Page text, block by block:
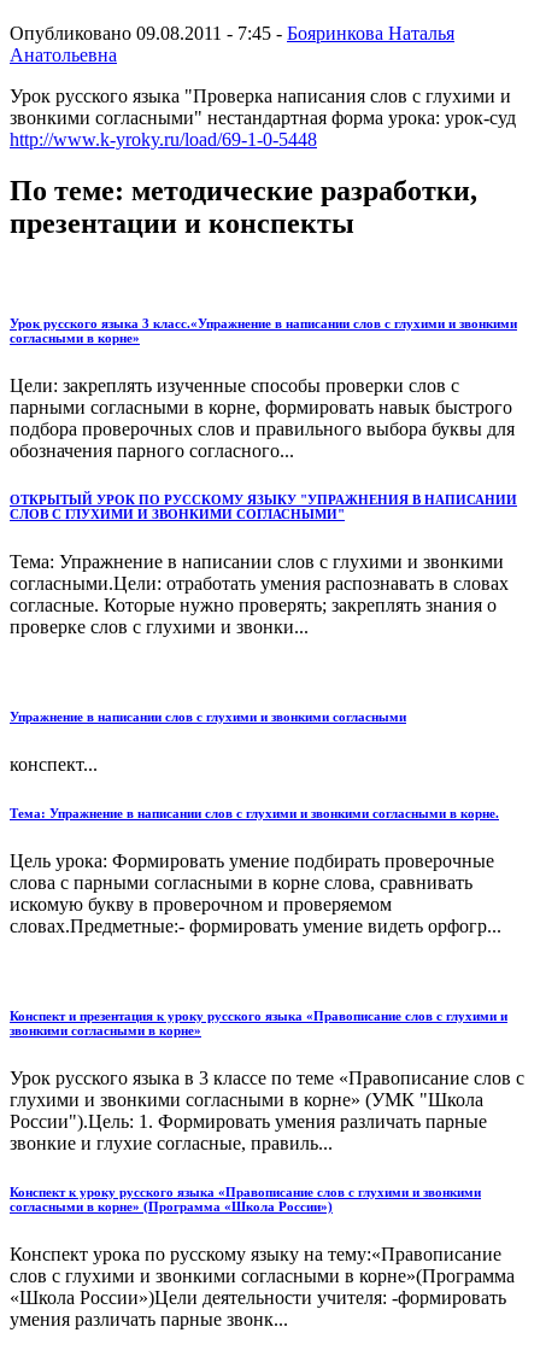
Опубликовано 09.08.2011 - 7:45 - Бояринкова Наталья
Анатольевна
Урок русского языка "Проверка написания слов с глухими и
звонкими согласными" нестандартная форма урока: урок-суд
http://www.k-yroky.ru/load/69-1-0-5448
По теме: методические разработки,
презентации и конспекты
Урок русского языка 3 класс.«Упражнение в написании слов с глухими и звонкими
согласными в корне»
Цели: закреплять изученные способы проверки слов с
парными согласными в корне, формировать навык быстрого
подбора проверочных слов и правильного выбора буквы для
обозначения парного согласного...
ОТКРЫТЫЙ УРОК ПО РУССКОМУ ЯЗЫКУ "УПРАЖНЕНИЯ В НАПИСАНИИ
СЛОВ С ГЛУХИМИ И ЗВОНКИМИ СОГЛАСНЫМИ"
Тема: Упражнение в написании слов с глухими и звонкими
согласными.Цели: отработать умения распознавать в словах
согласные. Которые нужно проверять; закреплять знания о
проверке слов с глухими и звонки...
Упражнение в написании слов с глухими и звонкими согласными
конспект...
Тема: Упражнение в написании слов с глухими и звонкими согласными в корне.
Цель урока: Формировать умение подбирать проверочные
слова с парными согласными в корне слова, сравнивать
искомую букву в проверочном и проверяемом
словах.Предметные:- формировать умение видеть орфогр...
Конспект и презентация к уроку русского языка «Правописание слов с глухими и
звонкими согласными в корне»
Урок русского языка в 3 классе по теме «Правописание слов с
глухими и звонкими согласными в корне» (УМК "Школа
России").Цель: 1. Формировать умения различать парные
звонкие и глухие согласные, правиль...
Конспект к уроку русского языка «Правописание слов с глухими и звонкими
согласными в корне» (Программа «Школа России»)
Конспект урока по русскому языку на тему:«Правописание
слов с глухими и звонкими согласными в корне»(Программа
«Школа России»)Цели деятельности учителя: -формировать
умения различать парные звонк...